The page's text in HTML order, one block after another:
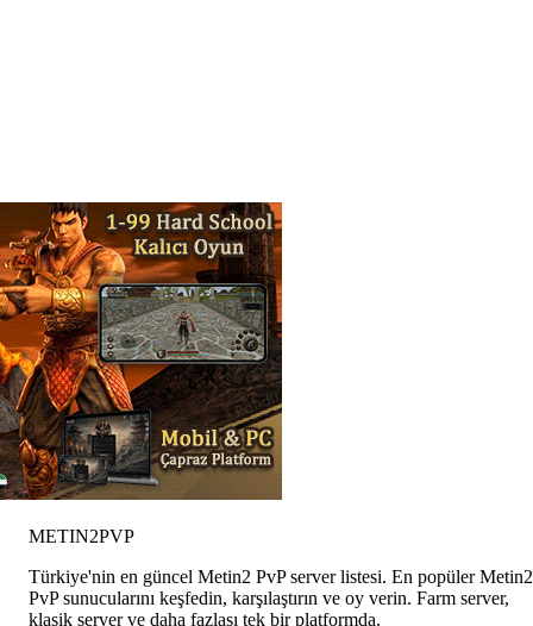
METIN2PVP
Türkiye'nin en güncel Metin2 PvP server listesi. En popüler Metin2
PvP sunucularını keşfedin, karşılaştırın ve oy verin. Farm server,
klasik server ve daha fazlası tek bir platformda.